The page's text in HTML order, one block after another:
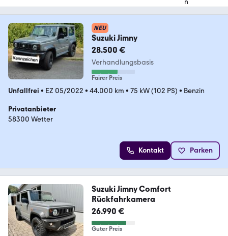
NEU
Suzuki Jimny
28.500 €
Verhandlungsbasis
Fairer Preis
Unfallfrei • EZ 05/2022 • 44.000 km • 75 kW (102 PS) • Benzin
Privatanbieter
58300 Wetter
Kontakt Parken
Suzuki Jimny Comfort
Rückfahrkamera
26.990 €
Guter Preis